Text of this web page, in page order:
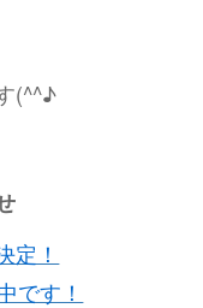
(^^♪
定！
です！